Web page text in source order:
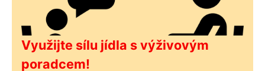
Využijte sílu jídla s výživovým
poradcem!